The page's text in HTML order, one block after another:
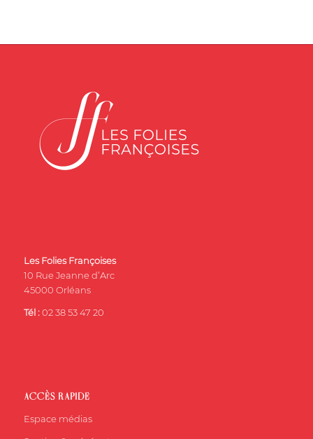
Les Folies Françoises
10 Rue Jeanne d’Arc
45000 Orléans
Tél : 02 38 53 47 20
ACCÈS RAPIDE
Espace médias